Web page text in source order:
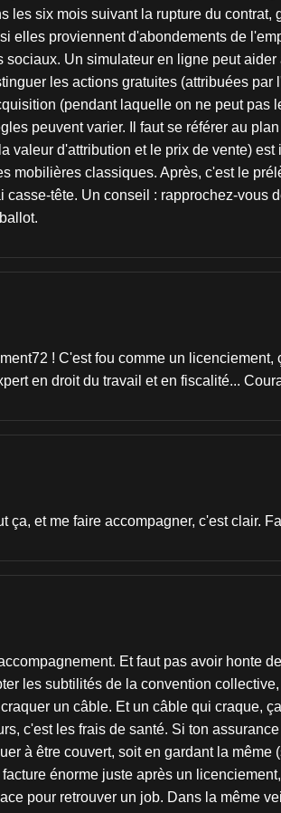
les six mois suivant la rupture du
elles proviennent d'abondements de
Un simulateur en ligne peut
les actions gratuites (attribuées
(pendant laquelle on ne peut
peuvent varier. Il faut se référer au
valeur d'attribution et le prix de vente)
mobilières classiques. Après, c'est le
casse-tête. Un conseil : rapprochez-
! C'est fou comme un
en droit du travail et en fiscalité...
ça, et me faire accompagner, c'est clair.
Et faut pas avoir honte
les subtilités de la convention
un câble. Et un câble qui craque,
c'est les frais de santé. Si ton
à être couvert, soit en gardant la
énorme juste après un
pour retrouver un job. Dans la même